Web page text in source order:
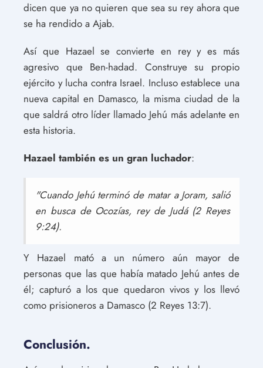
dicen que ya no quieren que sea su rey ahora que
se ha rendido a Ajab.
Así que Hazael se convierte en rey y es más
agresivo que Ben-hadad. Construye su propio
ejército y lucha contra Israel. Incluso establece una
nueva capital en Damasco, la misma ciudad de la
que saldrá otro líder llamado Jehú más adelante en
esta historia.
Hazael también es un gran luchador:
"Cuando Jehú terminó de matar a Joram, salió
en busca de Ocozías, rey de Judá (2 Reyes
9:24).
Y Hazael mató a un número aún mayor de
personas que las que había matado Jehú antes de
él; capturó a los que quedaron vivos y los llevó
como prisioneros a Damasco (2 Reyes 13:7).
Conclusión.